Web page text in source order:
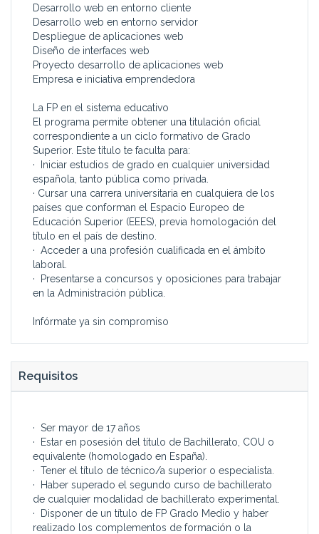
Desarrollo web en entorno cliente
Desarrollo web en entorno servidor
Despliegue de aplicaciones web
Diseño de interfaces web
Proyecto desarrollo de aplicaciones web
Empresa e iniciativa emprendedora
La FP en el sistema educativo
El programa permite obtener una titulación oficial
correspondiente a un ciclo formativo de Grado
Superior. Este título te faculta para:
· Iniciar estudios de grado en cualquier universidad
española, tanto pública como privada.
· Cursar una carrera universitaria en cualquiera de los
países que conforman el Espacio Europeo de
Educación Superior (EEES), previa homologación del
título en el país de destino.
· Acceder a una profesión cualificada en el ámbito
laboral.
· Presentarse a concursos y oposiciones para trabajar
en la Administración pública.
Infórmate ya sin compromiso
Requisitos
· Ser mayor de 17 años
· Estar en posesión del título de Bachillerato, COU o
equivalente (homologado en España).
· Tener el título de técnico/a superior o especialista.
· Haber superado el segundo curso de bachillerato
de cualquier modalidad de bachillerato experimental.
· Disponer de un título de FP Grado Medio y haber
realizado los complementos de formación o la